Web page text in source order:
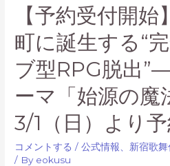
【予約受付開
町に誕生する“
ブ型RPG脱出
ーマ「始源の魔
3/1（日）より
コメントする /公式情報 新宿歌
/ By eokusu